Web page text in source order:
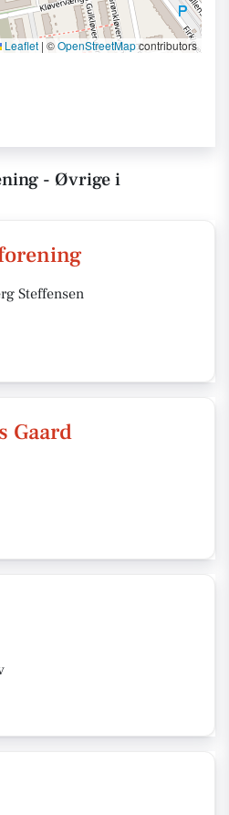
Leaflet | ©OpenStreetMapcontributors
- Øvrige i
Steffensen
Gaard